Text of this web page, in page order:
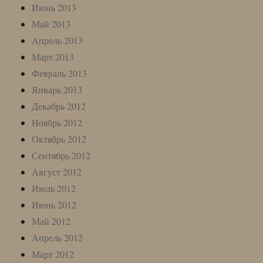
Июнь 2013
Май 2013
Апрель 2013
Март 2013
Февраль 2013
Январь 2013
Декабрь 2012
Ноябрь 2012
Октябрь 2012
Сентябрь 2012
Август 2012
Июль 2012
Июнь 2012
Май 2012
Апрель 2012
Март 2012